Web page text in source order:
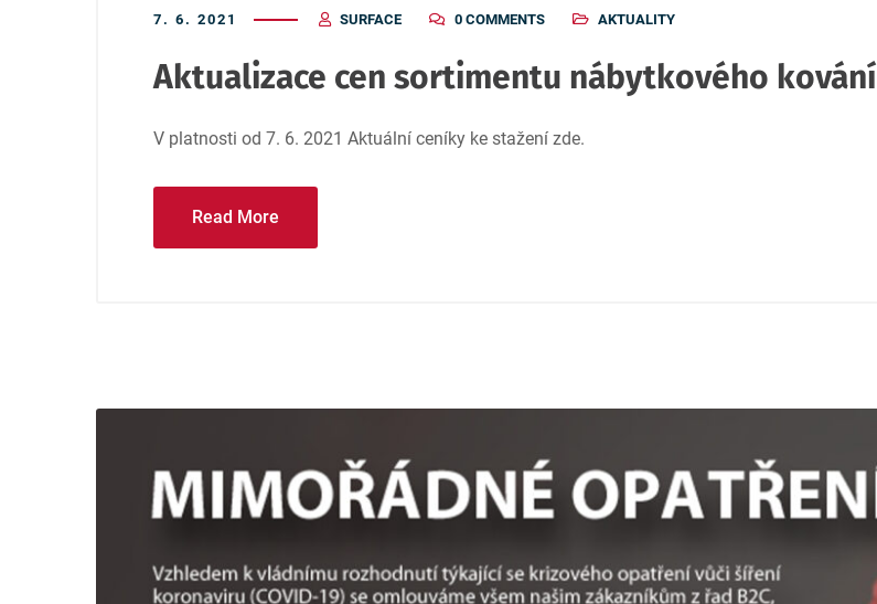
7. 6. 2021 SURFACE 0 COMMENTS AKTUALITY
Aktualizace cen sortimentu nábytkového kování
V platnosti od 7. 6. 2021 Aktuální ceníky ke stažení zde.
Read More